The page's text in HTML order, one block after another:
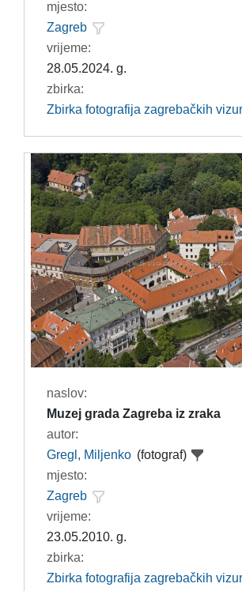
mjesto:
Zagreb
vrijeme:
28.05.2024. g.
zbirka:
Zbirka fotografija zagrebačkih
naslov:
Muzej grada Zagreba iz zraka
autor:
Gregl, Miljenko (fotograf)
mjesto:
Zagreb
vrijeme:
23.05.2010. g.
zbirka:
Zbirka fotografija zagrebačkih